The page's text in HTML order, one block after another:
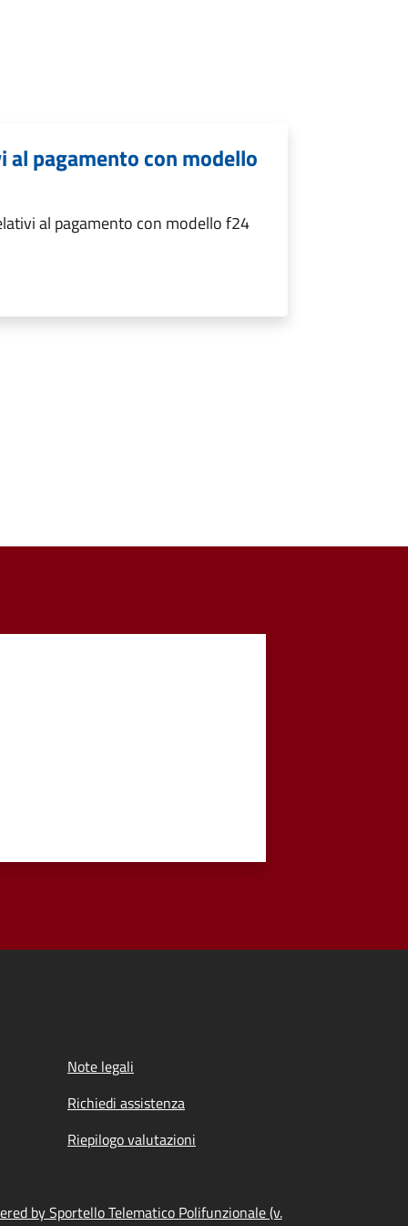
pagamento con modello
al pagamento con modello f24
Note legali
Richiedi assistenza
Riepilogo valutazioni
by Sportello Telematico Polifunzionale (v.